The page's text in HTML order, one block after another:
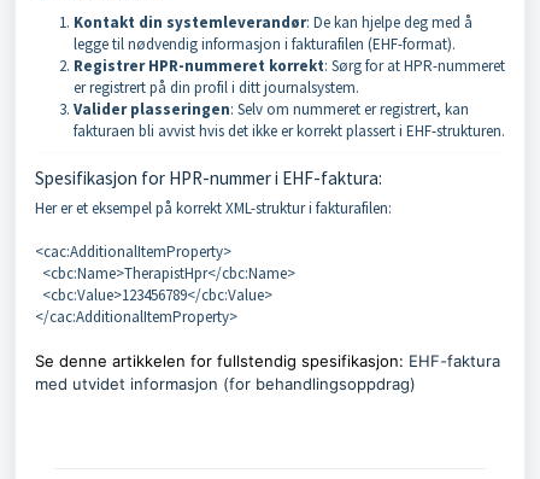
Kontakt din systemleverandør: De kan hjelpe deg med å
legge til nødvendig informasjon i fakturafilen (EHF-format).
Registrer HPR-nummeret korrekt: Sørg for at HPR-nummeret
er registrert på din profil i ditt journalsystem.
Valider plasseringen: Selv om nummeret er registrert, kan
fakturaen bli avvist hvis det ikke er korrekt plassert i EHF-strukturen.
Spesifikasjon for HPR-nummer i EHF-faktura:
Her er et eksempel på korrekt XML-struktur i fakturafilen:
<cac:AdditionalItemProperty>
<cbc:Name>TherapistHpr</cbc:Name>
<cbc:Value>123456789</cbc:Value>
</cac:AdditionalItemProperty>
Se denne artikkelen for fullstendig spesifikasjon: EHF-faktura
med utvidet informasjon (for behandlingsoppdrag)